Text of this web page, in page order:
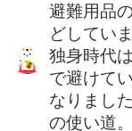
避難用品
どしてい
独身時代
で避けて
なりまし
の使い道